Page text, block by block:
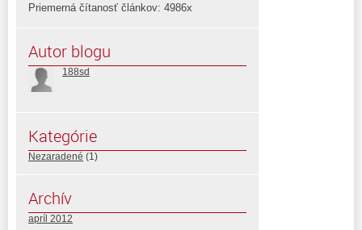
Priemerná čítanosť článkov: 4986x
Autor blogu
188sd
Kategórie
Nezaradené (1)
Archív
apríl 2012